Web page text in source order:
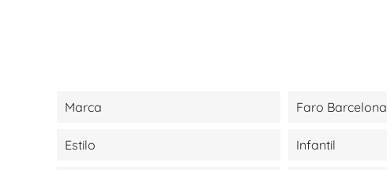
Marca Faro Barcelona
Estilo Infantil